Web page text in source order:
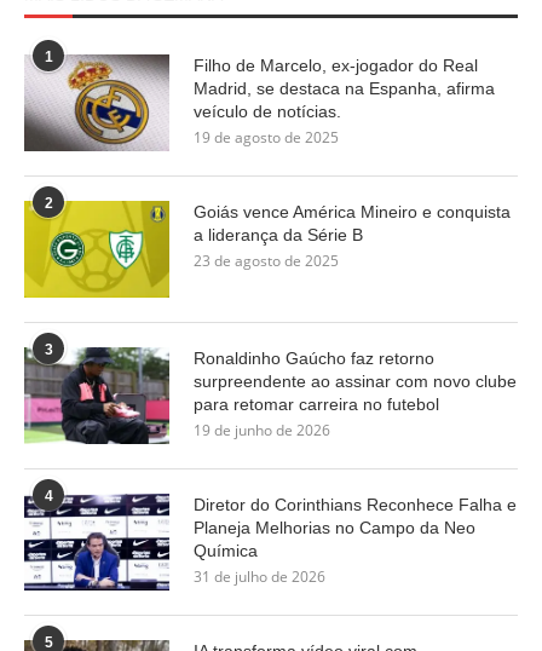
1
Filho de Marcelo, ex-jogador do Real
Madrid, se destaca na Espanha, afirma
veículo de notícias.
19 de agosto de 2025
2
Goiás vence América Mineiro e conquista
a liderança da Série B
23 de agosto de 2025
3
Ronaldinho Gaúcho faz retorno
surpreendente ao assinar com novo clube
para retomar carreira no futebol
19 de junho de 2026
4
Diretor do Corinthians Reconhece Falha e
Planeja Melhorias no Campo da Neo
Química
31 de julho de 2026
5